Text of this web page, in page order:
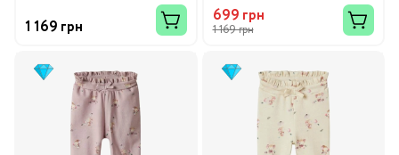
1 169 грн
699 грн
1 169 грн